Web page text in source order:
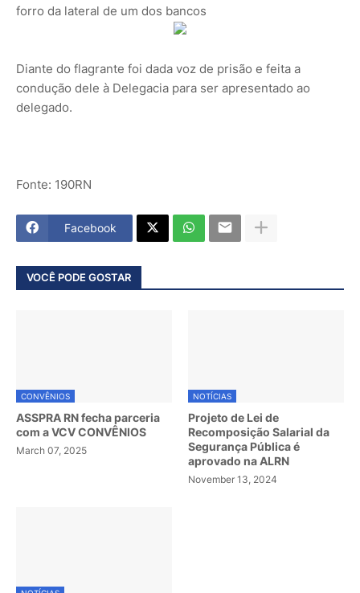
forro da lateral de um dos bancos
Diante do flagrante foi dada voz de prisão e feita a
condução dele à Delegacia para ser apresentado ao
delegado.
Fonte: 190RN
Facebook
VOCÊ PODE GOSTAR
CONVÊNIOS
ASSPRA RN fecha parceria
com a VCV CONVÊNIOS
March 07, 2025
NOTÍCIAS
Projeto de Lei de
Recomposição Salarial da
Segurança Pública é
aprovado na ALRN
November 13, 2024